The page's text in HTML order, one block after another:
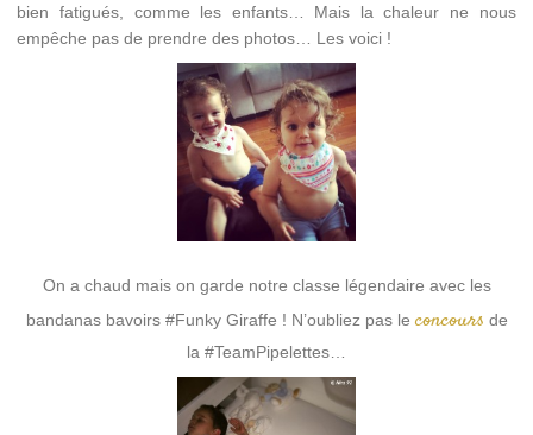
bien fatigués, comme les enfants… Mais la chaleur ne nous
empêche pas de prendre des photos… Les voici !
On a chaud mais on garde notre classe légendaire avec les
bandanas bavoirs #Funky Giraffe ! N’oubliez pas leconcours de
la #TeamPipelettes…